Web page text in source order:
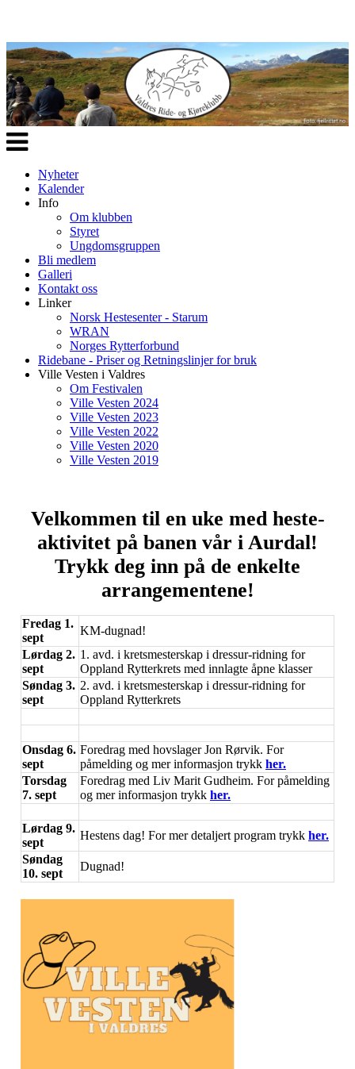
Veksle
navigasjon
Nyheter
Kalender
Info
Om klubben
Styret
Ungdomsgruppen
Bli medlem
Galleri
Kontakt oss
Linker
Norsk Hestesenter - Starum
WRAN
Norges Rytterforbund
Ridebane - Priser og Retningslinjer for bruk
Ville Vesten i Valdres
Om Festivalen
Ville Vesten 2024
Ville Vesten 2023
Ville Vesten 2022
Ville Vesten 2020
Ville Vesten 2019
Velkommen til en uke med heste-
aktivitet på banen vår i Aurdal!
Trykk deg inn på de enkelte
arrangementene!
Fredag 1.
sept
KM-dugnad!
Lørdag 2.
sept
1. avd. i kretsmesterskap i dressur-ridning for
Oppland Rytterkrets med innlagte åpne klasser
Søndag 3.
sept
2. avd. i kretsmesterskap i dressur-ridning for
Oppland Rytterkrets
Onsdag 6.
sept
Foredrag med hovslager Jon Rørvik. For
påmelding og mer informasjon trykk her.
Torsdag
7. sept
Foredrag med Liv Marit Gudheim. For påmelding
og mer informasjon trykk her.
Lørdag 9.
sept
Hestens dag! For mer detaljert program trykk her.
Søndag
10. sept
Dugnad!